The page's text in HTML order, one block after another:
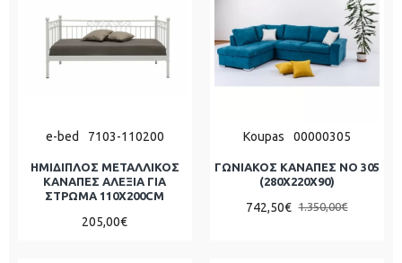
e-bed 7103-110200
ΗΜΙΔΙΠΛΟΣ ΜΕΤΑΛΛΙΚΟΣ
ΚΑΝΑΠΕΣ ΑΛΕΞΙΑ ΓΙΑ
ΣΤΡΩΜΑ 110Χ200CM
205,00€
Koupas 00000305
ΓΩΝΙΑΚΟΣ ΚΑΝΑΠΕΣ ΝΟ 305
(280X220X90)
742,50€ 1.350,00€